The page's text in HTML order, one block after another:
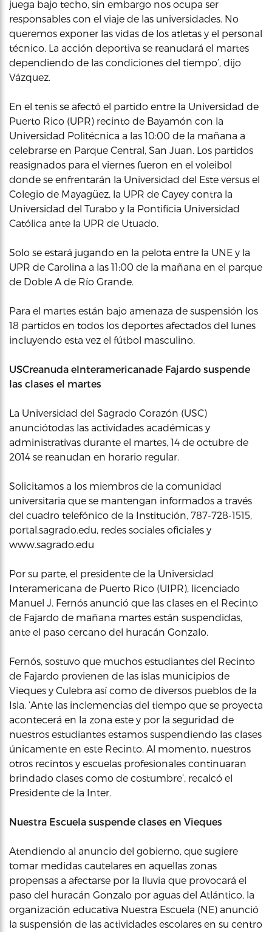
juega bajo techo, sin embargo nos ocupa ser
responsables con el viaje de las universidades. No
queremos exponer las vidas de los atletas y el personal
técnico. La acción deportiva se reanudará el martes
dependiendo de las condiciones del tiempo’, dijo
Vázquez.
En el tenis se afectó el partido entre la Universidad de
Puerto Rico (UPR) recinto de Bayamón con la
Universidad Politécnica a las 10:00 de la mañana a
celebrarse en Parque Central, San Juan. Los partidos
reasignados para el viernes fueron en el voleibol
donde se enfrentarán la Universidad del Este versus el
Colegio de Mayagüez, la UPR de Cayey contra la
Universidad del Turabo y la Pontificia Universidad
Católica ante la UPR de Utuado.
Solo se estará jugando en la pelota entre la UNE y la
UPR de Carolina a las 11:00 de la mañana en el parque
de Doble A de Río Grande.
Para el martes están bajo amenaza de suspensión los
18 partidos en todos los deportes afectados del lunes
incluyendo esta vez el fútbol masculino.
USCreanuda eInteramericanade Fajardo suspende
las clases el martes
La Universidad del Sagrado Corazón (USC)
anunciótodas las actividades académicas y
administrativas durante el martes, 14 de octubre de
2014 se reanudan en horario regular.
Solicitamos a los miembros de la comunidad
universitaria que se mantengan informados a través
del cuadro telefónico de la Institución, 787-728-1515,
portal.sagrado.edu, redes sociales oficiales y
www.sagrado.edu
Por su parte, el presidente de la Universidad
Interamericana de Puerto Rico (UIPR), licenciado
Manuel J. Fernós anunció que las clases en el Recinto
de Fajardo de mañana martes están suspendidas,
ante el paso cercano del huracán Gonzalo.
Fernós, sostuvo que muchos estudiantes del Recinto
de Fajardo provienen de las islas municipios de
Vieques y Culebra así como de diversos pueblos de la
Isla. ‘Ante las inclemencias del tiempo que se proyecta
acontecerá en la zona este y por la seguridad de
nuestros estudiantes estamos suspendiendo las clases
únicamente en este Recinto. Al momento, nuestros
otros recintos y escuelas profesionales continuaran
brindado clases como de costumbre’, recalcó el
Presidente de la Inter.
Nuestra Escuela suspende clases en Vieques
Atendiendo al anuncio del gobierno, que sugiere
tomar medidas cautelares en aquellas zonas
propensas a afectarse por la lluvia que provocará el
paso del huracán Gonzalo por aguas del Atlántico, la
organización educativa Nuestra Escuela (NE) anunció
la suspensión de las actividades escolares en su centro